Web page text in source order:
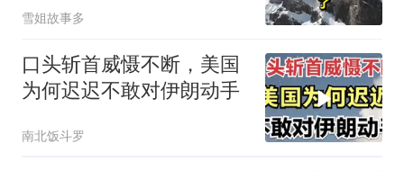
雪姐故事多
口头斩首威慑不断，美国
为何迟迟不敢对伊朗动手
南北饭斗罗